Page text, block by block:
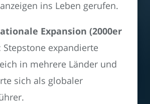
ins Leben gerufen.
Expansion (2000er
Stepstone expandierte
in mehrere Länder und
sich als globaler